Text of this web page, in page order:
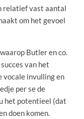
relatief vast aantal
om het gevoel
Butler en co.
van het
vocale invulling en
per se de
het potentieel (dat
doen komen.